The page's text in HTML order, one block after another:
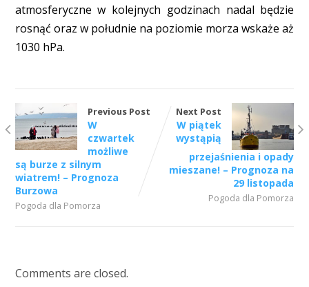
atmosferyczne w kolejnych godzinach nadal będzie
rosnąć oraz w południe na poziomie morza wskaże aż
1030 hPa.
Previous Post
W
czwartek
możliwe
są burze z silnym
wiatrem! – Prognoza
Burzowa
Pogoda dla Pomorza
Next Post
W piątek
wystąpią
przejaśnienia i opady
mieszane! – Prognoza na
29 listopada
Pogoda dla Pomorza
Comments are closed.